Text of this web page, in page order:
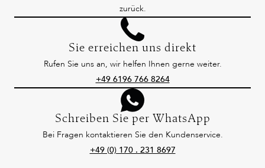
zurück.
Sie erreichen uns direkt
Rufen Sie uns an, wir helfen Ihnen gerne weiter.
+49 6196 766 8264
Schreiben Sie per WhatsApp
Bei Fragen kontaktieren Sie den Kundenservice.
+49 (0) 170 . 231 8697